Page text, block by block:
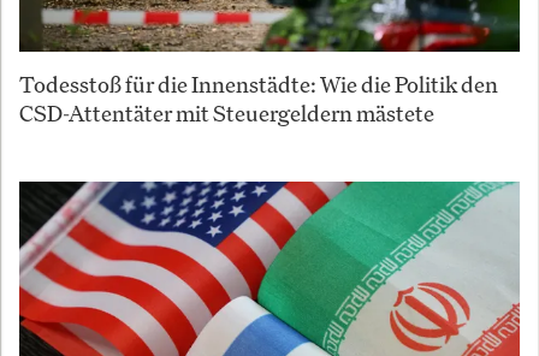
Todesstoß für die Innenstädte: Wie die Politik den
CSD-Attentäter mit Steuergeldern mästete